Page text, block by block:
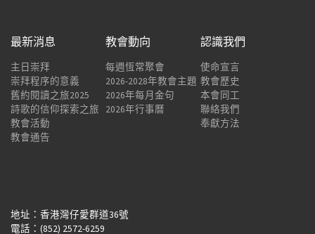
最新消息
主日崇拜
崇拜程序的意義
舊約閱讀之旅2025
詩歌的信仰探索之旅
教會活動
教會通告
教會動向
每週恆常聚會
2026-2028年教會主題
2026年每月金句
2026年行事曆
認識我們
使命宣言
教會歷史
本會同工
聯絡我們
奉獻方法
地址：香港灣仔愛群道36號
電話：(852) 2572-6259